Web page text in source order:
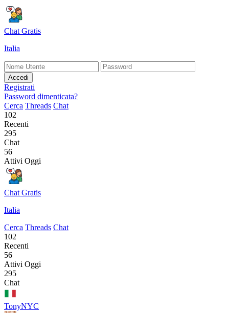
Chat Gratis
Italia
Accedi
Registrati
Password dimenticata?
Cerca Threads Chat
102
Recenti
295
Chat
56
Attivi Oggi
Chat Gratis
Italia
Cerca Threads Chat
102
Recenti
56
Attivi Oggi
295
Chat
TonyNYC